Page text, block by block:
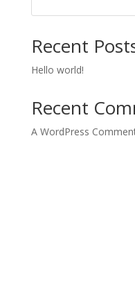
Recent
Hello world!
Recent
A WordPress